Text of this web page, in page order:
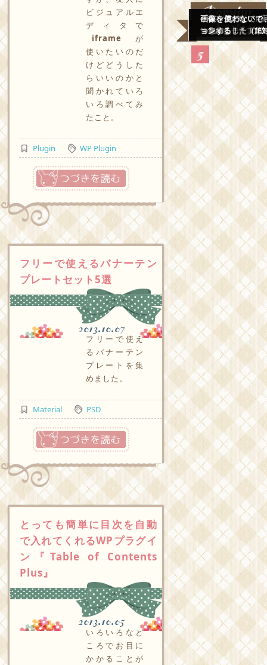
ビジュアルエ
ディタで
iframe
が
使いたいのだ
けどどうした
らいいのかと
聞かれていろ
いろ調べてみ
たこと。
Plugin WP Plugin
つづきを読む
フリーで使えるバナーテン
プレートセット5選
2013.10.07
フリーで使え
るバナーテン
プレートを集
めました。
Material PSD
つづきを読む
とっても簡単に目次を自動
で入れてくれるWPプラグイ
ン『Table of Contents
Plus』
2013.10.05
いろいろなと
ころでお目に
かかることが
Popular
Posts
デザインすると
比をサッと計算し
手書き風でとても
つ集めました！
CSSでつくる！！
ンされたテーブル
手書き風でとても
つ集めました！第
画像を使わないで
ョンする！！（IE